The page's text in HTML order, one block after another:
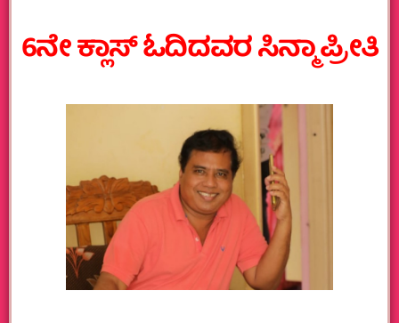
6ನೇ ಕ್ಲಾಸ್‌ ಓದಿದವರ ಸಿನ್ಮಾ ಪ್ರೀತಿ